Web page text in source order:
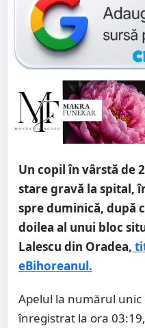
Un copil în vârstă de
stare gravă la spital,
spre duminică, după
doilea al unui bloc
Lalescu din Oradea,
eBihoreanul.
Apelul la numărul
înregistrat la ora